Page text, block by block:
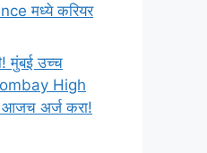
मध्ये करियर
मुंबई उच्च
High
अर्ज करा!